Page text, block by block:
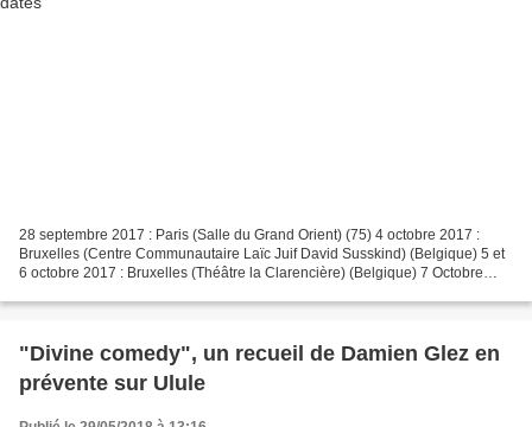
28 septembre 2017 : Paris (Salle du Grand Orient) (75) 4 octobre 2017 :
Bruxelles (Centre Communautaire Laïc Juif David Susskind) (Belgique) 5 et
6 octobre 2017 : Bruxelles (Théâtre la Clarencière) (Belgique) 7 Octobre
"Divine comedy", un recueil de Damien Glez en
prévente sur Ulule